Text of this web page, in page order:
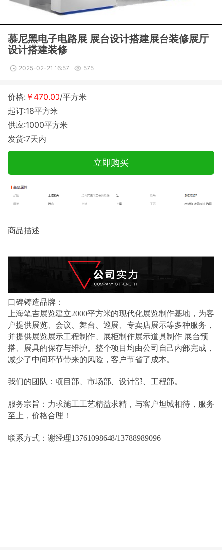
慕尼黑电子电路展 展台设计搭建展台装修展厅
设计搭建装修
2025-02-21 16:57 575
价格: ￥470.00/平方米
起订:18平方米
供应:1000平方米
发货:7天内
立即购买
商品描述
口碑铸造品牌：
上海笔吉展览建立2000平方米的现代化展览制作基地，为客
户提供展览、会议、舞台、巡展、专卖店展示等多种服务，
并提供展览展示工程制作、展柜制作展示道具制作 展台预
搭、展具的保存与维护。整个项目均由公司自己内部完成，
减少了中间环节带来的风险，客户节省了成本。
我们的团队：项目部、市场部、设计部、工程部。
服务宗旨：力求施工工艺精益求精，与客户坦城相待，服务
至上，价格合理！
联系方式：谢经理13761098648/13788989096